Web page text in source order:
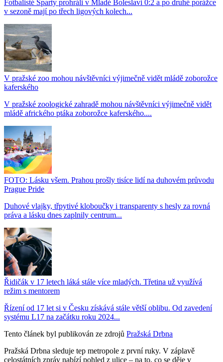
Fotbalisté Sparty prohráli v Mladé Boleslavi 0:2 a po druhé porážce
v sezoně mají po třech ligových kolech...
V pražské zoo mohou návštěvníci výjimečně vidět mládě zoborožce
kaferského
V pražské zoologické zahradě mohou návštěvníci výjimečně vidět
mládě afrického ptáka zoborožce kaferského....
FOTO: Lásku všem. Prahou prošly tisíce lidí na duhovém průvodu
Prague Pride
Duhové vlajky, třpytivé kloboučky i transparenty s hesly za rovná
práva a lásku dnes zaplnily centrum...
Řidičák v 17 letech láká stále více mladých. Třetina už využívá
režim s mentorem
Řízení od 17 let si v Česku získává stále větší oblibu. Od zavedení
systému L17 na začátku roku 2024...
Tento článek byl publikován ze zdrojů Pražská Drbna
Pražská Drbna sleduje tep metropole z první ruky. V záplavě
celostátních zpráv nabízí pohled z ulice – na to, co se děje v